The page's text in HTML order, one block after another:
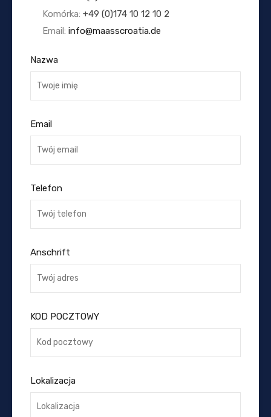
Komórka: +49 (0)174 10 12 10 2
Email: info@maasscroatia.de
Nazwa
Email
Telefon
Anschrift
KOD POCZTOWY
Lokalizacja